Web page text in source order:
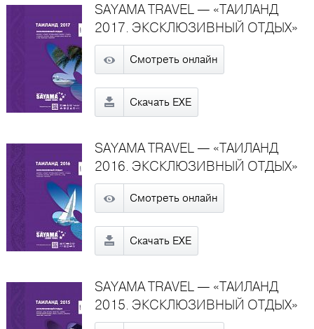
SAYAMA TRAVEL — «ТАИЛАНД
2017. ЭКСКЛЮЗИВНЫЙ ОТДЫХ»
Смотреть онлайн
Скачать EXE
SAYAMA TRAVEL — «ТАИЛАНД
2016. ЭКСКЛЮЗИВНЫЙ ОТДЫХ»
Смотреть онлайн
Скачать EXE
SAYAMA TRAVEL — «ТАИЛАНД
2015. ЭКСКЛЮЗИВНЫЙ ОТДЫХ»